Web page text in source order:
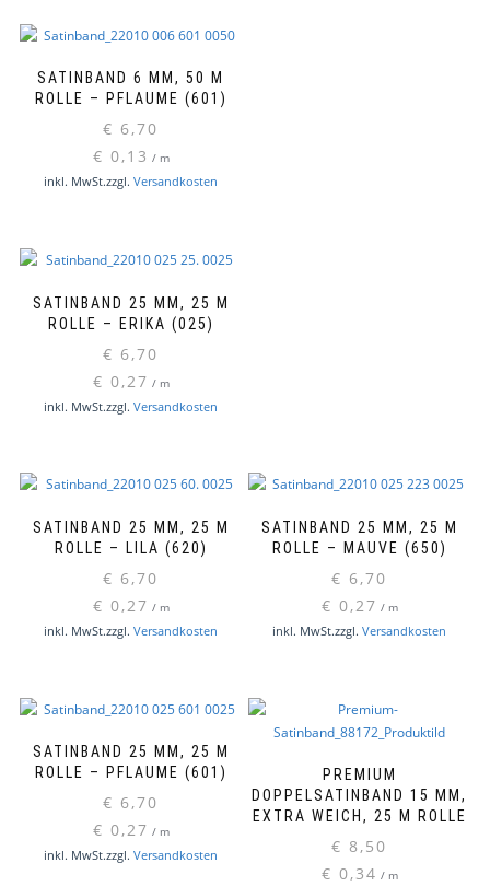
SATINBAND 6 MM, 50 M
ROLLE – PFLAUME (601)
€ 6,70
€ 0,13 / m
inkl. MwSt.zzgl. Versandkosten
SATINBAND 25 MM, 25 M
ROLLE – ERIKA (025)
€ 6,70
€ 0,27 / m
inkl. MwSt.zzgl. Versandkosten
SATINBAND 25 MM, 25 M
ROLLE – LILA (620)
€ 6,70
€ 0,27 / m
inkl. MwSt.zzgl. Versandkosten
SATINBAND 25 MM, 25 M
ROLLE – MAUVE (650)
€ 6,70
€ 0,27 / m
inkl. MwSt.zzgl. Versandkosten
SATINBAND 25 MM, 25 M
ROLLE – PFLAUME (601)
€ 6,70
€ 0,27 / m
inkl. MwSt.zzgl. Versandkosten
PREMIUM
DOPPELSATINBAND 15 MM,
EXTRA WEICH, 25 M ROLLE
€ 8,50
€ 0,34 / m